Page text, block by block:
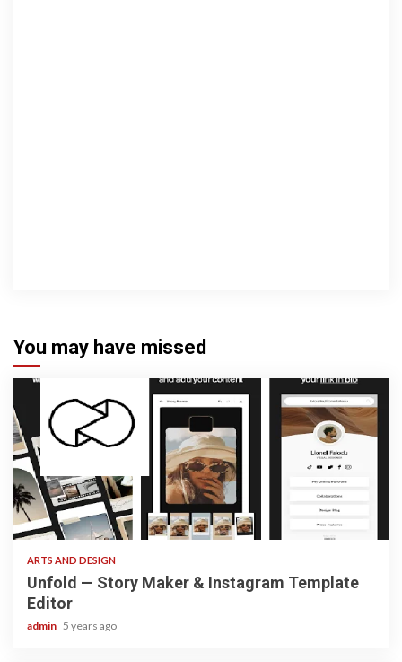
You may have missed
3 min read
ARTS AND DESIGN
Unfold — Story Maker & Instagram Template
Editor
admin 5 years ago